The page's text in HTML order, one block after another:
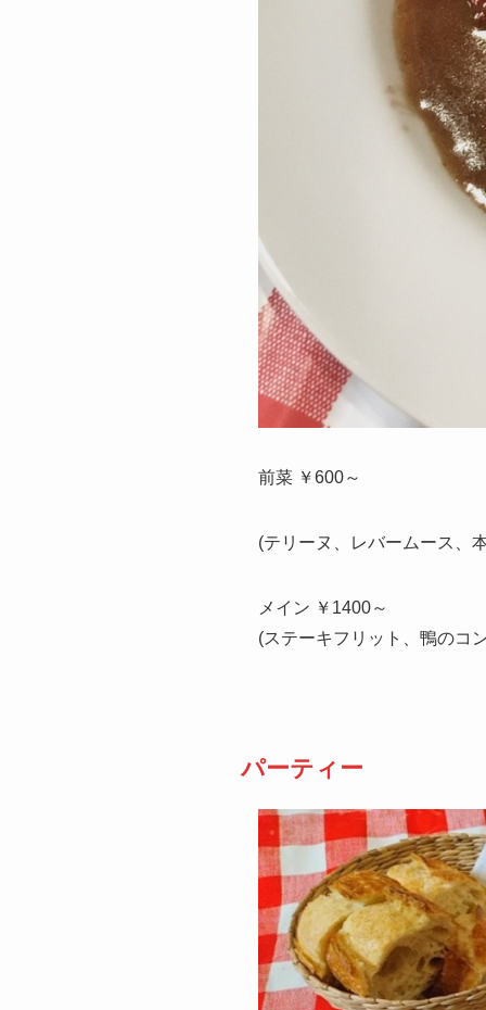
前菜 ￥600～
(テリーヌ、レバームース、
メイン ￥1400～
(ステーキフリット、鴨のコ
パーティー